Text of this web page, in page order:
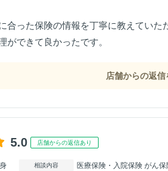
合った保険の情報を丁寧に教えていた
ができて良かったです。
店舗からの返信
5.0 店舗からの返信あり
相談内容 医療保険・入院保険 がん保